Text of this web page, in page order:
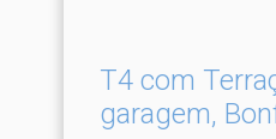
T4 com
garagem,